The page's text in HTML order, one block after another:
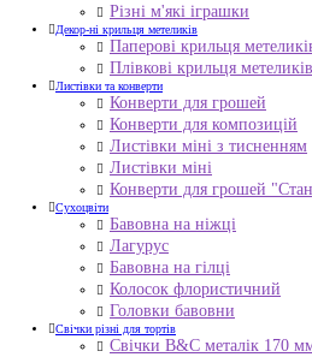
Різні м'які іграшки
Декор-ні крильця метеликів
Паперові крильця
Плівкові крильця метеликів
Листівки та конверти
Конверти для грошей
Конверти для композицій
Листівки міні з тисненням
Листівки міні
Конверти для грошей
Сухоцвіти
Бавовна на ніжці
Лагурус
Бавовна на гілці
Колосок флористичний
Головки бавовни
Свічки різні для тортів
Свічки B&C металік 170